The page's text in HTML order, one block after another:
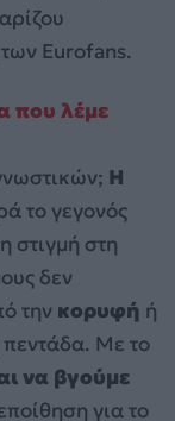
Eurofans.
που λέμε
Η
το γεγονός
στιγμή στη
δεν
την κορυφή ή
Με το
να βγούμε
για το